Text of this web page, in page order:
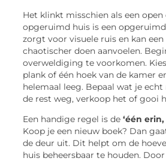
Het klinkt misschien als een open
opgeruimd huis is een
zorgt voor visuele ruis en kan
chaotischer doen aanvoelen.
overweldiging te voorkomen.
plank of één hoek van de kamer
helemaal leeg. Bepaal wat je
de rest weg, verkoop het of gooi
Een handige regel is de‘één
Koop je een nieuw boek? Dan
de deur uit. Dit helpt om de
huis beheersbaar te houden.